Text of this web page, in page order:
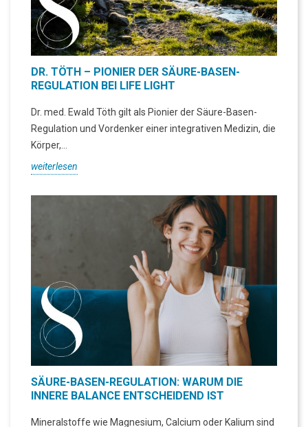
DR. TÖTH – PIONIER DER SÄURE-BASEN-
REGULATION BEI LIFE LIGHT
Dr. med. Ewald Töth gilt als Pionier der Säure-Basen-
Regulation und Vordenker einer integrativen Medizin, die
Körper,...
weiterlesen
SÄURE-BASEN-REGULATION: WARUM DIE
INNERE BALANCE ENTSCHEIDEND IST
Mineralstoffe wie Magnesium, Calcium oder Kalium sind